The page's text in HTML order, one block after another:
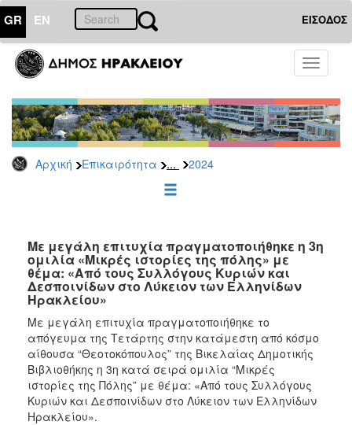
GR EN ΕΙΣΟΔΟΣ
Toggle
Αρχική Επικαιρότητα ... 2024
ΕΠΙΚΑΙΡΟΤΗΤΑ
Τύπου
Αρχείο
2026
2025
2022
2021
2020
2019
2018
2017
2016
2015
Με μεγάλη επιτυχία πραγματοποιήθηκε η 3η
ομιλία «Μικρές ιστορίες της πόλης» με
θέμα: «Από τους Συλλόγους Κυριών και
Δεσποινίδων στο Λύκειον των Ελληνίδων
Ηρακλείου»
Mε μεγάλη επιτυχία πραγματοποιήθηκε το
απόγευμα της Τετάρτης στην κατάμεστη από κόσμο
αίθουσα “Θεοτοκόπουλος” της Βικελαίας Δημοτικής
Βιβλιοθήκης η 3η κατά σειρά ομιλία “Μικρές
ιστορίες της Πόλης” με θέμα: «Από τους Συλλόγους
Κυριών και Δεσποινίδων στο Λύκειον των Ελληνίδων
Ηρακλείου».